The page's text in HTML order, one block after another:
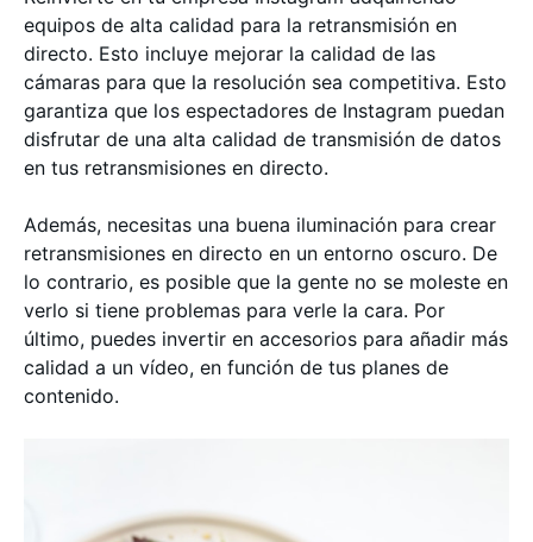
equipos de alta calidad para la retransmisión en
directo. Esto incluye mejorar la calidad de las
cámaras para que la resolución sea competitiva. Esto
garantiza que los espectadores de Instagram puedan
disfrutar de una alta calidad de transmisión de datos
en tus retransmisiones en directo.
Además, necesitas una buena iluminación para crear
retransmisiones en directo en un entorno oscuro. De
lo contrario, es posible que la gente no se moleste en
verlo si tiene problemas para verle la cara. Por
último, puedes invertir en accesorios para añadir más
calidad a un vídeo, en función de tus planes de
contenido.